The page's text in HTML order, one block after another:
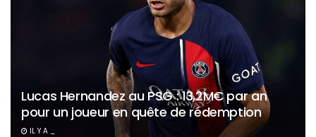
Lucas Hernandez au PSG : 13,2M€ par an
pour un joueur en quête de rédemption
IL Y A _